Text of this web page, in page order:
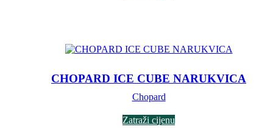
CHOPARD ICE CUBE NARUKVICA
Chopard
Zatraži cijenu